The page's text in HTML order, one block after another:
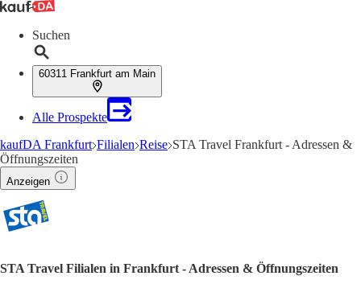
Suchen
60311 Frankfurt am Main
Alle Prospekte
kaufDA Frankfurt Filialen Reise STA Travel Frankfurt - Adressen &
Öffnungszeiten
Anzeigen
STA Travel Filialen in Frankfurt - Adressen & Öffnungszeiten